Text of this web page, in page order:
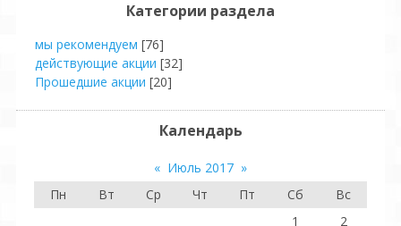
Категории раздела
мы рекомендуем [76]
действующие акции [32]
Прошедшие акции [20]
Календарь
« Июль 2017 »
Пн
Вт Ср Чт Пт Сб
Вс
1
2